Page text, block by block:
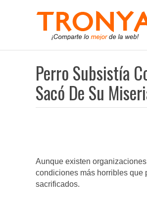
Perro Subsistía
Sacó De Su
Aunque existen
condiciones más horribles que
sacrificados.